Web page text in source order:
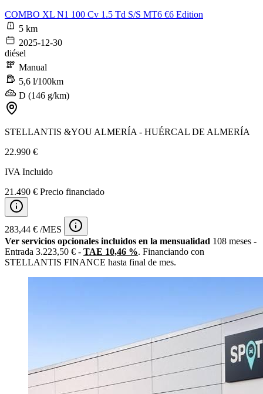
COMBO XL N1 100 Cv 1.5 Td S/S MT6 €6 Edition
5 km
2025-12-30
diésel
Manual
5,6 l/100km
D (146 g/km)
STELLANTIS &YOU ALMERÍA - HUÉRCAL DE ALMERÍA
22.990 €
IVA Incluido
21.490 € Precio financiado
283,44 € /MES
Ver servicios opcionales incluidos en la mensualidad 108 meses -
Entrada 3.223,50 € - TAE 10,46 %. Financiando con
STELLANTIS FINANCE hasta final de mes.